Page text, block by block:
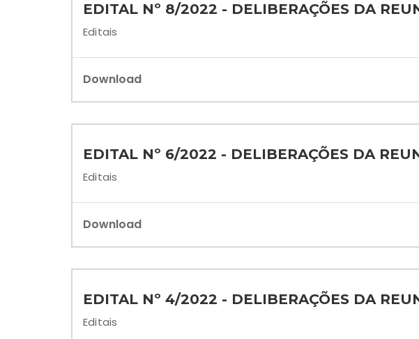
EDITAL Nº 8/2022 - DELIBERAÇÕES DA
Editais
Download
EDITAL Nº 6/2022 - DELIBERAÇÕES DA
Editais
Download
EDITAL Nº 4/2022 - DELIBERAÇÕES DA
Editais